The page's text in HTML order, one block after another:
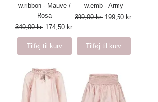
w.ribbon - Mauve /
Rosa
Regulær pris
349,00 kr. Salgspris
174,50 kr.
Tilføj til kurv
w.emb - Army
Regulær pris
399,00 kr. Salgspris
199,50 kr.
Tilføj til kurv